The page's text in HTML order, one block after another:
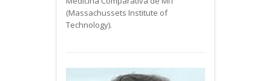
(Massachussets Institute of
Technology).